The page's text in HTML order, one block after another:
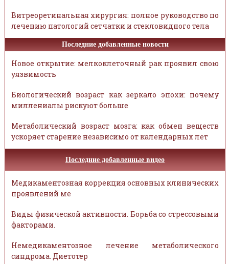
Витреоретинальная хирургия: полное руководство по
лечению патологий сетчатки и стекловидного тела
Последние добавленные новости
Новое открытие: мелкоклеточный рак проявил свою
уязвимость
Биологический возраст как зеркало эпохи: почему
миллениалы рискуют больше
Метаболический возраст мозга: как обмен веществ
ускоряет старение независимо от календарных лет
Последние добавленные видео
Медикаментозная коррекция основных клинических
проявлений ме
Виды физической активности. Борьба со стрессовыми
факторами.
Немедикаментозное лечение метаболического
синдрома. Диетотер